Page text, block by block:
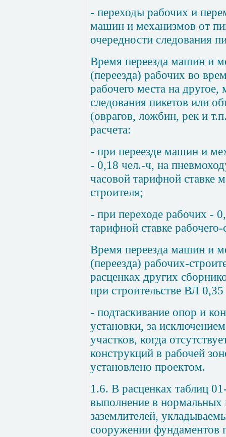
- переходы рабочих и
машин и механизмов от
очередности следования
Время переезда машин и
(переезда) рабочих во
рабочего места на другое,
следования пикетов или
(оврагов, ложбин, рек и
расчета:
- при переезде машин и
- 0,18 чел.-ч, на
часовой тарифной ставке
строителя;
- при переходе рабочих -
тарифной ставке рабочего-
Время переезда машин и
(переезда) рабочих-
расценках других
при строительстве ВЛ
- подтаскивание опор и
установки, за
участков, когда
конструкций в рабочей
установлено проектом.
1.6. В расценках таблиц
выполнение в нормальных
заземлителей,
сооружении